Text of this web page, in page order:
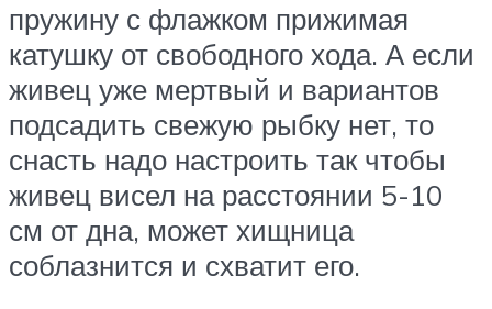
пружину с флажком прижимая
катушку от свободного хода. А если
живец уже мертвый и вариантов
подсадить свежую рыбку нет, то
снасть надо настроить так чтобы
живец висел на расстоянии 5-10
см от дна, может хищница
соблазнится и схватит его.